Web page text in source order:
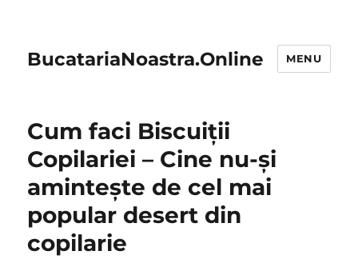
BucatariaNoastra.Online MENU
Cum faci Biscuiții
Copilariei – Cine nu-și
amintește de cel mai
popular desert din
copilarie